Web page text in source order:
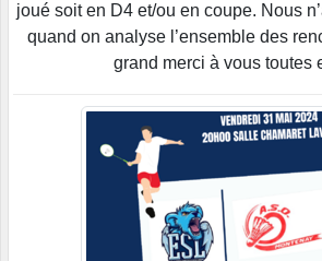
joué soit en D4 et/ou en coupe. Nous
quand on analyse l’ensemble des
grand merci à vous toutes